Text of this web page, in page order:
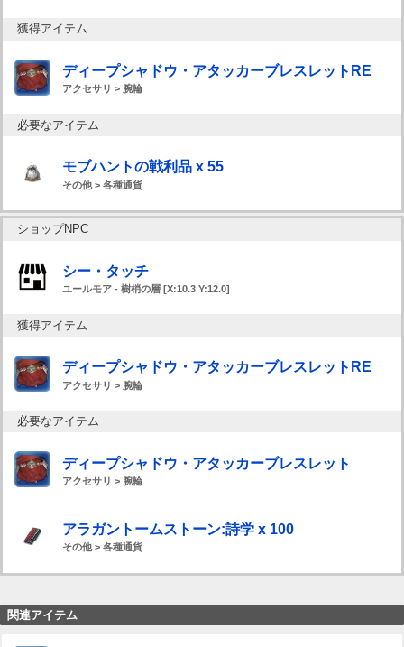
獲得アイテム
ディープシャドウ・アタッカーブレスレットRE
アクセサリ > 腕輪
必要なアイテム
モブハントの戦利品 x 55
その他 > 各種通貨
ショップNPC
シー・タッチ
ユールモア - 樹梢の層 [X:10.3 Y:12.0]
獲得アイテム
ディープシャドウ・アタッカーブレスレットRE
アクセサリ > 腕輪
必要なアイテム
ディープシャドウ・アタッカーブレスレット
アクセサリ > 腕輪
アラガントームストーン:詩学 x 100
その他 > 各種通貨
関連アイテム